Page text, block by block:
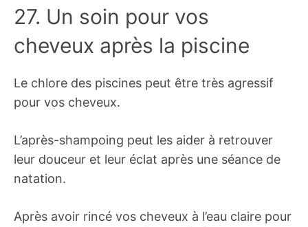
27. Un soin pour vos
cheveux après la piscine
Le chlore des piscines peut être très agressif
pour vos cheveux.
L’après-shampoing peut les aider à retrouver
leur douceur et leur éclat après une séance de
natation.
Après avoir rincé vos cheveux à l’eau claire pour